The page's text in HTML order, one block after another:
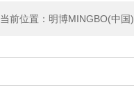
当前位置： 明博MINGBO(中国)